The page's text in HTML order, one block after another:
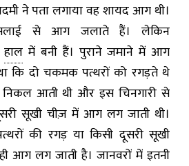
ने पता लगाया वह शायद आग थी।
से आग जलाते हैं। लेकिन
हाल में बनी हैं। पुराने जमाने में आग
कि दो चकमक पत्थरों को रगड़ते थे
निकल आती थी और इस चिनगारी से
सूखी चीज़ में आग लग जाती थी।
की रगड़ या किसी दूसरी सूखी
आग लग जाती है। जानवरों में इतनी